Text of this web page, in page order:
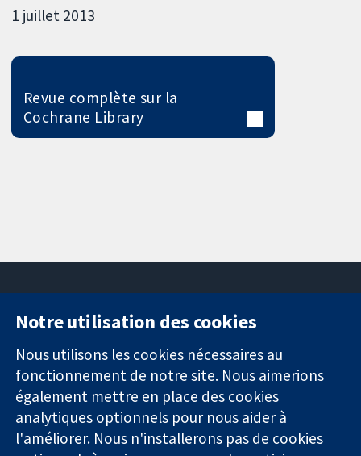
1 juillet 2013
Revue complète sur la
Cochrane Library
Des données
probantes.
Des décisions
éclairées.
Une meilleure
11-13 Cavendish
Square
Londres
W1G0AN
Royaume-Uni
nous
Actualités
Service de
presse
Qui sommes-
nous
Notre utilisation des cookies
Nous utilisons les cookies nécessaires au
fonctionnement de notre site. Nous aimerions
également mettre en place des cookies
analytiques optionnels pour nous aider à
l'améliorer. Nous n'installerons pas de cookies